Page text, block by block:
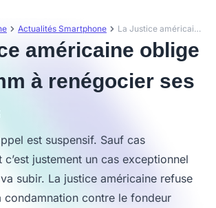
Actualités Smartphone La Justice américaine oblige Qualcomm à renégocier ses contrats
américaine oblige
à renégocier ses
est suspensif. Sauf cas
justement un cas exceptionnel
subir. La justice américaine refuse
condamnation contre le fondeur